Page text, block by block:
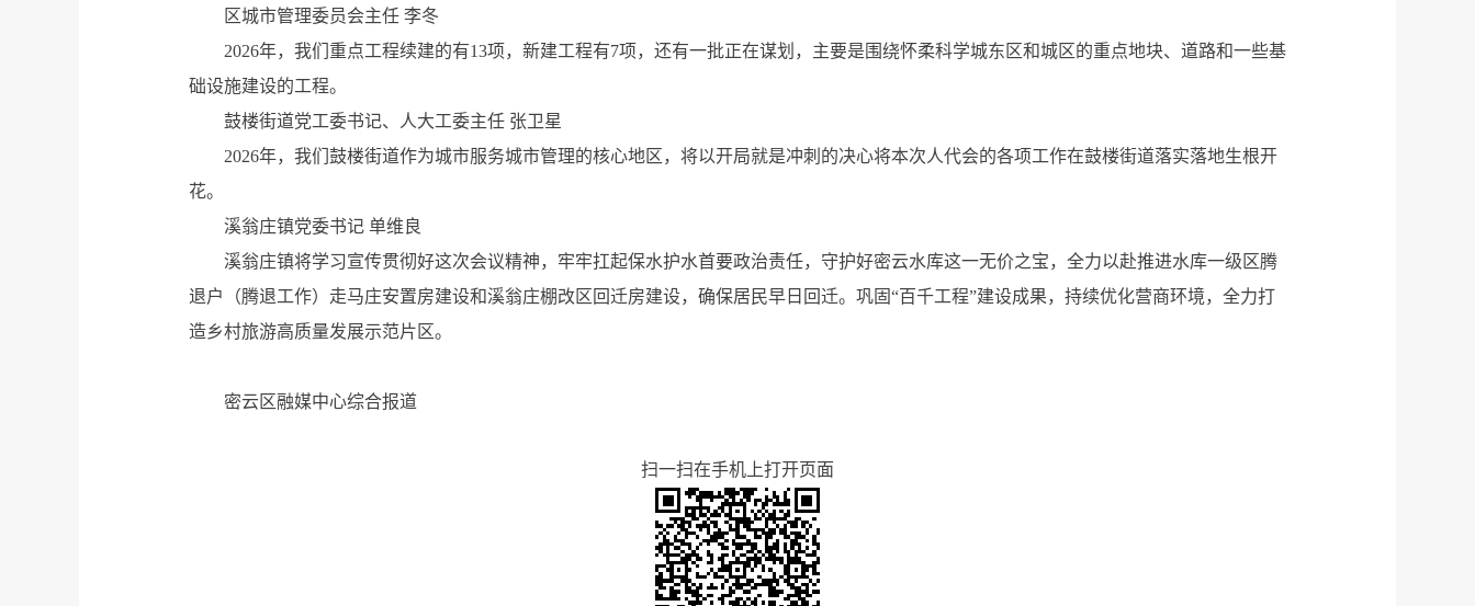
区城市管理委员会主任 李冬
2026年，我们重点工程续建的有13项，新建工程有7项，还有一批正在谋划，主要是围绕怀柔科学城东区和城区的重点地块、道路和一些基
础设施建设的工程。
鼓楼街道党工委书记、人大工委主任 张卫星
2026年，我们鼓楼街道作为城市服务城市管理的核心地区，将以开局就是冲刺的决心将本次人代会的各项工作在鼓楼街道落实落地生根开
花。
溪翁庄镇党委书记 单维良
溪翁庄镇将学习宣传贯彻好这次会议精神，牢牢扛起保水护水首要政治责任，守护好密云水库这一无价之宝，全力以赴推进水库一级区腾
退户（腾退工作）走马庄安置房建设和溪翁庄棚改区回迁房建设，确保居民早日回迁。巩固“百千工程”建设成果，持续优化营商环境，全力打
造乡村旅游高质量发展示范片区。
密云区融媒中心综合报道
扫一扫在手机上打开页面